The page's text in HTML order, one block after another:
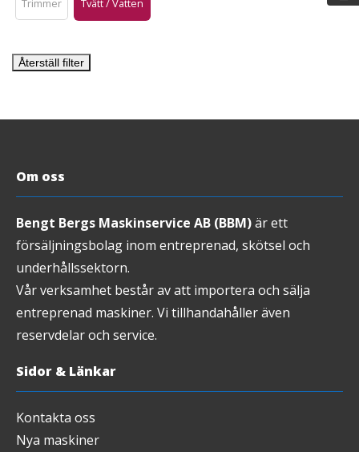
Trimmer Tvätt / Vatten
Återställ filter
Om oss
Bengt Bergs Maskinservice AB (BBM)är ett
försäljningsbolag inom entreprenad, skötsel och
underhållssektorn.
Vår verksamhet består av att importera och sälja
entreprenad maskiner. Vi tillhandahåller även
reservdelar och service.
Sidor & Länkar
Kontakta oss
Nya maskiner